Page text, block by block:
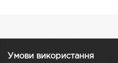
Умови використання